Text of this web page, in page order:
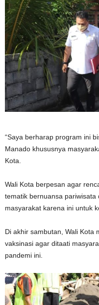
“Saya berharap program ini
Manado khususnya
Kota.
Wali Kota berpesan agar
tematik bernuansa
masyarakat karena ini untuk
Di akhir sambutan, Wali Kota
vaksinasi agar ditaati
pandemi ini.